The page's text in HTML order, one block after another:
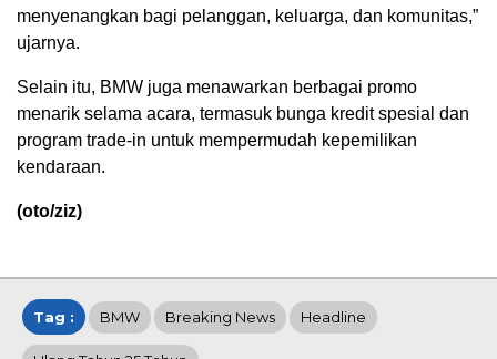
menyenangkan bagi pelanggan, keluarga, dan komunitas,”
ujarnya.
Selain itu, BMW juga menawarkan berbagai promo
menarik selama acara, termasuk bunga kredit spesial dan
program trade-in untuk mempermudah kepemilikan
kendaraan.
(oto/ziz)
Tag : BMW Breaking News Headline